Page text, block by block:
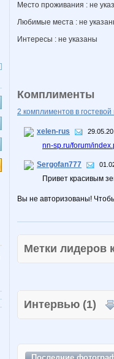
Место проживания : не
Любимые места : не
Интересы : не указаны
Комплименты
2 комплиментов в гостевой
xelen-rus
nn-sp.ru/forum/
Sergofan777
Привет красивым
Вы не авторизованы!
Метки
Интервью (1)